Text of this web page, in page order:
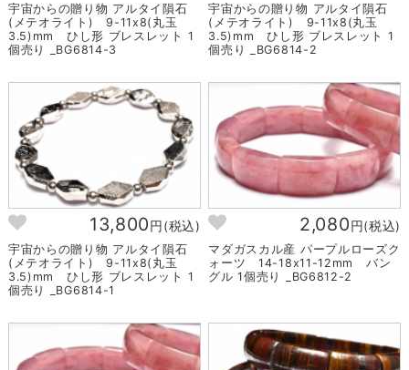
宇宙からの贈り物 アルタイ隕石
(メテオライト) 9-11x8(丸玉
3.5)mm ひし形 ブレスレット 1
個売り _BG6814-3
宇宙からの贈り物 アルタイ隕石
(メテオライト) 9-11x8(丸玉
3.5)mm ひし形 ブレスレット 1
個売り _BG6814-2
13,800円(税込)
宇宙からの贈り物 アルタイ隕石
(メテオライト) 9-11x8(丸玉
3.5)mm ひし形 ブレスレット 1
個売り _BG6814-1
2,080円(税込)
マダガスカル産 パープルローズク
ォーツ 14-18x11-12mm バン
グル 1個売り _BG6812-2